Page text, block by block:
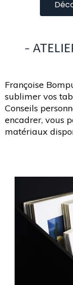
-
Françoise
sublimer vos
Conseils
encadrer, vous
matériaux